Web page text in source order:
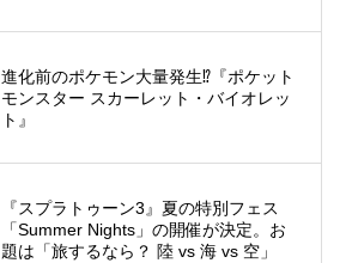
進化前のポケモン大量発生⁉︎『ポケット
モンスター スカーレット・バイオレッ
ト』
『スプラトゥーン3』夏の特別フェス
「Summer Nights」の開催が決定。お
題は「旅するなら？ 陸 vs 海 vs 空」